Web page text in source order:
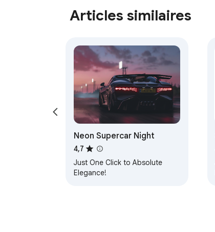
Articles similaires
Neon Supercar Night
4,7
Just One Click to Absolute
Elegance!